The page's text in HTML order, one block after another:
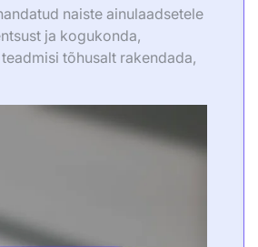
naiste ainulaadsetele
ja kogukonda,
tõhusalt rakendada,